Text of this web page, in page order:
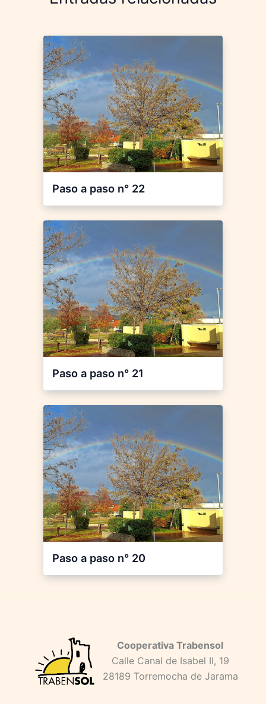
Paso a paso n° 22
Paso a paso n° 21
Paso a paso n° 20
Cooperativa Trabensol
Calle Canal de Isabel II, 19
28189 Torremocha de Jarama